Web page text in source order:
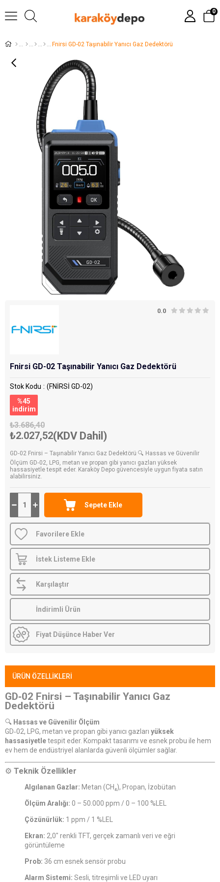
0
Fnirsi GD-02 Taşınabilir Yanıcı Gaz Dedektörü
0.0
Fnirsi GD-02 Taşınabilir Yanıcı Gaz Dedektörü
Stok Kodu
(FNİRSİ GD-02)
%45
i̇ndirim
₺3.686,40
₺2.027,52(KDV Dahil)
GD‑02 Fnirsi – Taşınabilir Yanıcı Gaz Dedektörü 🔍 Hassas ve Güvenilir
Ölçüm GD‑02, LPG, metan ve propan gibi yanıcı gazları yüksek
hassasiyetle tespit eder. Karaköy Depo güvencesiyle uygun fiyata satın
alabilirsiniz.
Favorilere Ekle
İstek Listeme Ekle
Karşılaştır
İndirimli Ürün
Fiyat Düşünce Haber Ver
ÜRÜN ÖZELLIKLERI
GD‑02 Fnirsi – Taşınabilir Yanıcı Gaz
Dedektörü
🔍 Hassas ve Güvenilir Ölçüm
GD‑02, LPG, metan ve propan gibi yanıcı gazları yüksek
hassasiyetletespit eder. Kompakt tasarımı ve esnek probu ile hem
ev hem de endüstriyel alanlarda güvenli ölçümler sağlar.
⚙️ Teknik Özellikler
Algılanan Gazlar: Metan (CH₄), Propan, İzobütan
Ölçüm Aralığı: 0 – 50.000 ppm / 0 – 100 %LEL
Çözünürlük: 1 ppm / 1 %LEL
Ekran: 2,0″ renkli TFT, gerçek zamanlı veri ve eğri
görüntüleme
Prob: 36 cm esnek sensör probu
Alarm Sistemi: Sesli, titreşimli ve LED uyarı